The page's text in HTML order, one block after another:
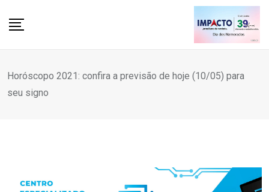
Horóscopo 2021: confira a previsão de hoje (10/05) para
seu signo